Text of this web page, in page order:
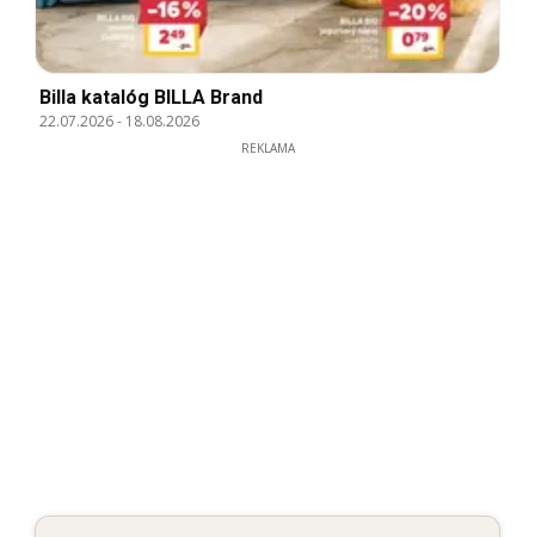
Billa katalóg BILLA Brand
22.07.2026- 18.08.2026
REKLAMA